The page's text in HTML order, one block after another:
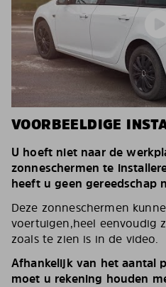
VOORBEELDIGE
U hoeft niet naar de
zonneschermen te
heeft u geen gereedschap
Deze zonneschermen
voertuigen,heel eenvoudig
zoals te zien is in de video.
Afhankelijk van het aantal
moet u rekening houden